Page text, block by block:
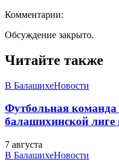
Комментарии:
Обсуждение закрыто.
Читайте также
В БалашихеНовости
Футбольная команда
балашихинской лиге
7 августа
В БалашихеНовости